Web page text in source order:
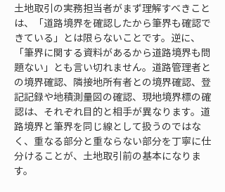
土地取引の実務担当者がまず理解すべきこと
は、「道路境界を確認したから筆界も確認で
きている」とは限らないことです。逆に、
「筆界に関する資料があるから道路境界も問
題ない」とも言い切れません。道路管理者と
の境界確認、隣接地所有者との境界確認、登
記記録や地積測量図の確認、現地境界標の確
認は、それぞれ目的と相手が異なります。道
路境界と筆界を同じ線として扱うのではな
く、重なる部分と重ならない部分を丁寧に仕
分けることが、土地取引前の基本になりま
す。